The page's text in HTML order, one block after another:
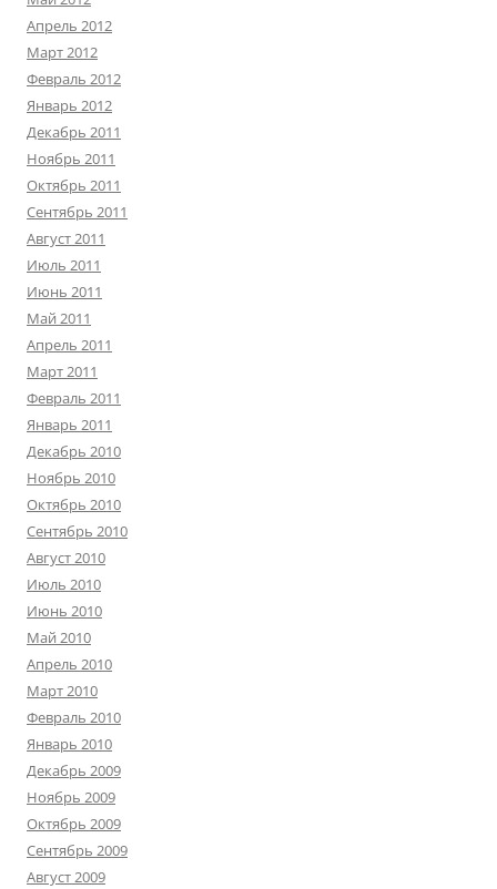
Апрель 2012
Март 2012
Февраль 2012
Январь 2012
Декабрь 2011
Ноябрь 2011
Октябрь 2011
Сентябрь 2011
Август 2011
Июль 2011
Июнь 2011
Май 2011
Апрель 2011
Март 2011
Февраль 2011
Январь 2011
Декабрь 2010
Ноябрь 2010
Октябрь 2010
Сентябрь 2010
Август 2010
Июль 2010
Июнь 2010
Май 2010
Апрель 2010
Март 2010
Февраль 2010
Январь 2010
Декабрь 2009
Ноябрь 2009
Октябрь 2009
Сентябрь 2009
Август 2009